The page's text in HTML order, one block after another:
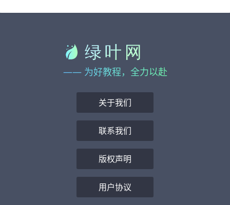
—— 为好教程，全力以赴
关于我们
联系我们
版权声明
用户协议